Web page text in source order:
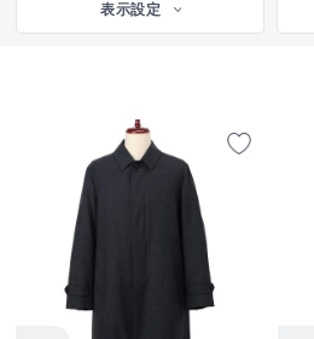
表示設定